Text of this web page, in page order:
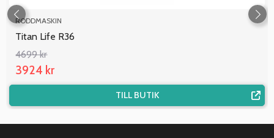
RODDMASKIN
Titan Life R36
4699 kr
3924 kr
TILL BUTIK